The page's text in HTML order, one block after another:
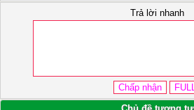
Trả lời nhanh